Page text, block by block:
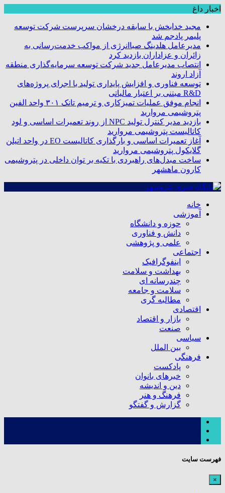
اخبار داغ
مجید خدابخش با سابقه درخشان سرپرست شرکت توسعه
پلیمر پادجم شد
مدیرعامل هلدینگ صباانرژی از مواکب خدمت‌رسانی به
زائران و عزاداران بازدید کرد
انتصاب مدیرعامل جدید شرکت توسعه سرمایه‌گذاری منطقه
آزاد اروند
توسعه فناوری و افزایش پایداری تولید با اجرای پروژه‌های
R&D مبتنی بر اعتبار مالیاتی
انجام موفق عملیات تمیزکاری و ترمیم تانک ۳۰۱ واحد الفین
پتروشیمی مروارید
بازدید مدیر کنترل تولید NPC از روند تعمیرات اساسی و لود
کاتالیست پتروشیمی مروارید
آغاز تعمیرات اساسی و بارگذاری کاتالیست EO در واحد اتیلن
گلایکول پتروشیمی مروارید
ساخت مبدل‌های راهبردی با تکیه بر توان داخلی در پتروشیمی
کارون ماهشهر
خانه
آموزشی
حوزه و دانشگاه
دانش و فناوری
علمی و پژوهشی
اجتماعی
اینفوگرافیک
بهداشت و سلامت
چندرسانه ای
سلامت و جامعه
مطالبه گری
اقتصادی
بازار و اقتصاد
صنعت
سیاسی
بین الملل
فرهنگی
پادکست
خبرهای بانوان
دین و اندیشه
فرهنگ و هنر
گزارش و گفتگو
فهرست سایت
×